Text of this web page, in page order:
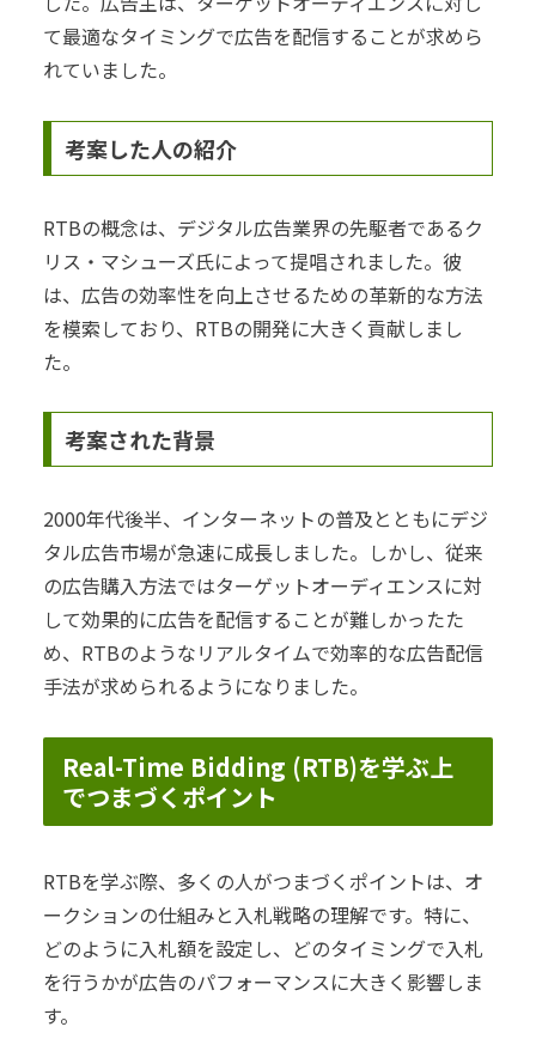
て最適なタイミングで広告を配信することが求めら
れていました。
考案した人の紹介
RTBの概念は、デジタル広告業界の先駆者であるク
リス・マシューズ氏によって提唱されました。彼
は、広告の効率性を向上させるための革新的な方法
を模索しており、RTBの開発に大きく貢献しまし
た。
考案された背景
2000年代後半、インターネットの普及とともにデジ
タル広告市場が急速に成長しました。しかし、従来
の広告購入方法ではターゲットオーディエンスに対
して効果的に広告を配信することが難しかったた
め、RTBのようなリアルタイムで効率的な広告配信
手法が求められるようになりました。
Real-Time Bidding (RTB)を学ぶ上
でつまづくポイント
RTBを学ぶ際、多くの人がつまづくポイントは、オ
ークションの仕組みと入札戦略の理解です。特に、
どのように入札額を設定し、どのタイミングで入札
を行うかが広告のパフォーマンスに大きく影響しま
す。